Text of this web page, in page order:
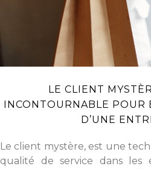
LE CLIENT
INCONTOURNABLE POUR
D’UNE
Le client mystère, est une
qualité de service dans les